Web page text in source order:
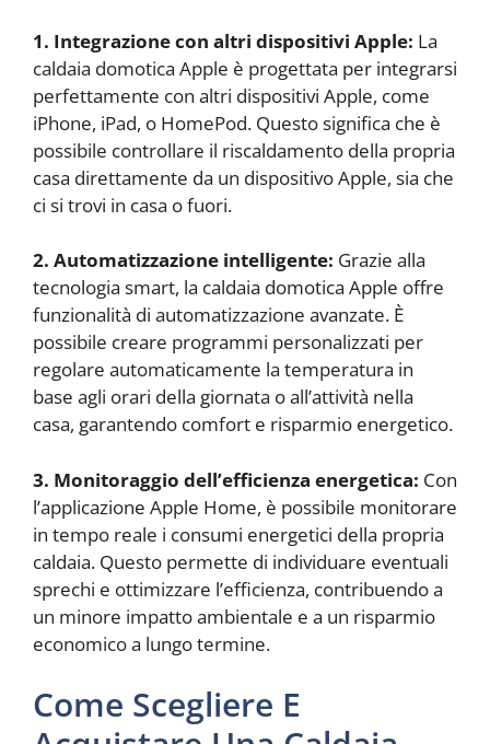
1. Integrazione con altri dispositivi Apple: La
caldaia domotica Apple è progettata per integrarsi
perfettamente con altri dispositivi Apple, come
iPhone, iPad, o HomePod. Questo significa che è
possibile controllare il riscaldamento della propria
casa direttamente da un dispositivo Apple, sia che
ci si trovi in casa o fuori.
2. Automatizzazione intelligente: Grazie alla
tecnologia smart, la caldaia domotica Apple offre
funzionalità di automatizzazione avanzate. È
possibile creare programmi personalizzati per
regolare automaticamente la temperatura in
base agli orari della giornata o all’attività nella
casa, garantendo comfort e risparmio energetico.
3. Monitoraggio dell’efficienza energetica: Con
l’applicazione Apple Home, è possibile monitorare
in tempo reale i consumi energetici della propria
caldaia. Questo permette di individuare eventuali
sprechi e ottimizzare l’efficienza, contribuendo a
un minore impatto ambientale e a un risparmio
economico a lungo termine.
Come Scegliere E